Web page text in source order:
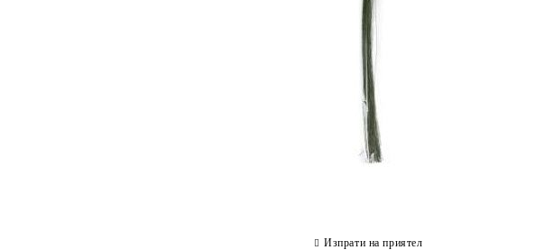
Изпрати на приятел